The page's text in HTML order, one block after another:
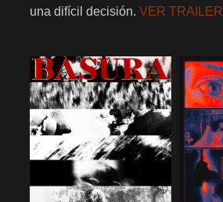
una difícil decisión. VER TRAILER